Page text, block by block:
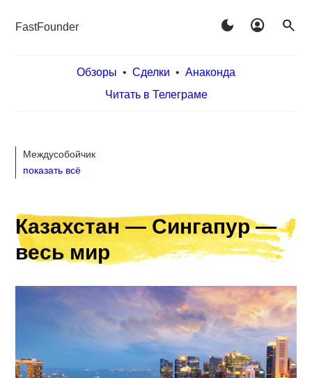
FastFounder dark_mode account_circle search
Обзоры • Сделки • Анаконда
Читать в Телеграме
Междусобойчик
показать всё
Казахстан — Сингапур —
весь мир